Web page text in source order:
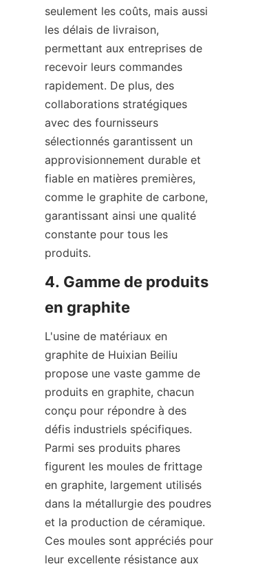
seulement les coûts, mais aussi
les délais de livraison,
permettant aux entreprises de
recevoir leurs commandes
rapidement. De plus, des
collaborations stratégiques
avec des fournisseurs
sélectionnés garantissent un
approvisionnement durable et
fiable en matières premières,
comme le graphite de carbone,
garantissant ainsi une qualité
constante pour tous les
produits.
4. Gamme de produits
en graphite
L'usine de matériaux en
graphite de Huixian Beiliu
propose une vaste gamme de
produits en graphite, chacun
conçu pour répondre à des
défis industriels spécifiques.
Parmi ses produits phares
figurent les moules de frittage
en graphite, largement utilisés
dans la métallurgie des poudres
et la production de céramique.
Ces moules sont appréciés pour
leur excellente résistance aux